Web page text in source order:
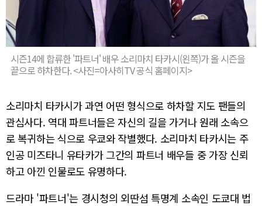
시즌14에 합류한 '파트너' 배우 소리마치 타카시(왼쪽)가 올 시즌을
끝으로 하차한다. <사진=아사히TV 공식 홈페이지>
소리마치 타카시가 과연 어떤 형식으로 하차할 지도 팬들의
관심사다. 역대 파트너들은 자신의 길을 가거나 원래 소속으
로 복귀하는 식으로 우쿄와 작별했다. 소리마치 타카시는 주
인공 미즈타니 유타카가 그간의 파트너 배우들 중 가장 신뢰
하고 아낀 인물로도 유명하다.
드라마 '파트너'는 경시청의 외딴섬 특명계 소속인 도쿄대 법